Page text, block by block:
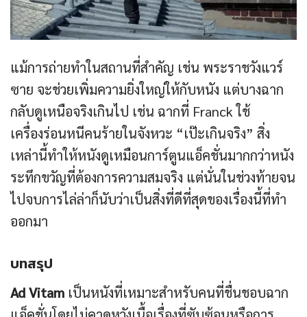
แม้การถ่ายทำในสถานที่สำคัญ เช่น พระราชวังแวร์
ซาย จะช่วยเพิ่มความยิ่งใหญ่ให้กับหนัง แต่บางฉาก
กลับดูเหนือจริงเกินไป เช่น ฉากที่ Franck ใช้
เครื่องร่อนหนีคนร้ายในจังหวะ “เป๊ะเกินจริง” สิ่ง
เหล่านี้ทำให้หนังดูเหมือนการ์ตูนแอ็คชั่นมากกว่าหนัง
ระทึกขวัญที่ต้องการความสมจริง แต่นั่นในช่วงท้ายจน
ไปจบการไล่ล่าก็นับว่าเป็นสิ่งที่ดีที่สุดของเรื่องนี้ที่ทำ
ออกมา
บทสรุป
Ad Vitam เป็นหนังที่เหมาะสำหรับคนที่ชื่นชอบฉาก